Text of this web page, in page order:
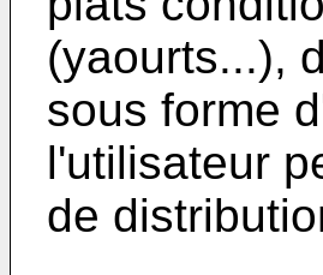
(yaourts...),
sous forme
l'utilisateur
de